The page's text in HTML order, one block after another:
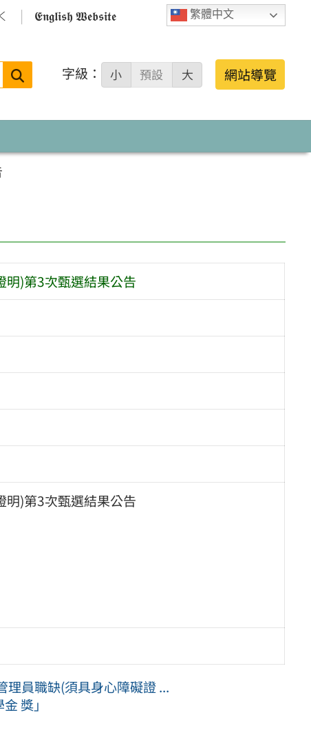
繁體中文
𝕰𝖓𝖌𝖑𝖎𝖘𝖍 𝖂𝖊𝖇𝖘𝖎𝖙𝖊
搜
字級： 小 預設 大 網站導覽
明)第3次甄選結果公告
明)第3次甄選結果公告
理員職缺(須具身心障礙證 ...
獎」